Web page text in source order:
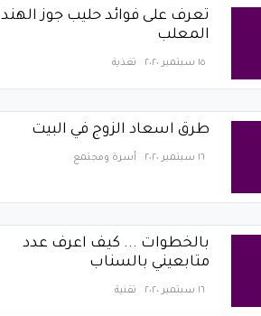
تعرف على فوائد حليب جوز الهند
المعلب
١٥ سبتمبر ٢٠٢٠ تغذية
طرق اسعاد الزوج في البيت
١٦ سبتمبر ٢٠٢٠ أسرة ومجتمع
بالخطوات ... كيف اعرف عدد
متابعيني بالسناب
١٦ سبتمبر ٢٠٢٠ تقنية